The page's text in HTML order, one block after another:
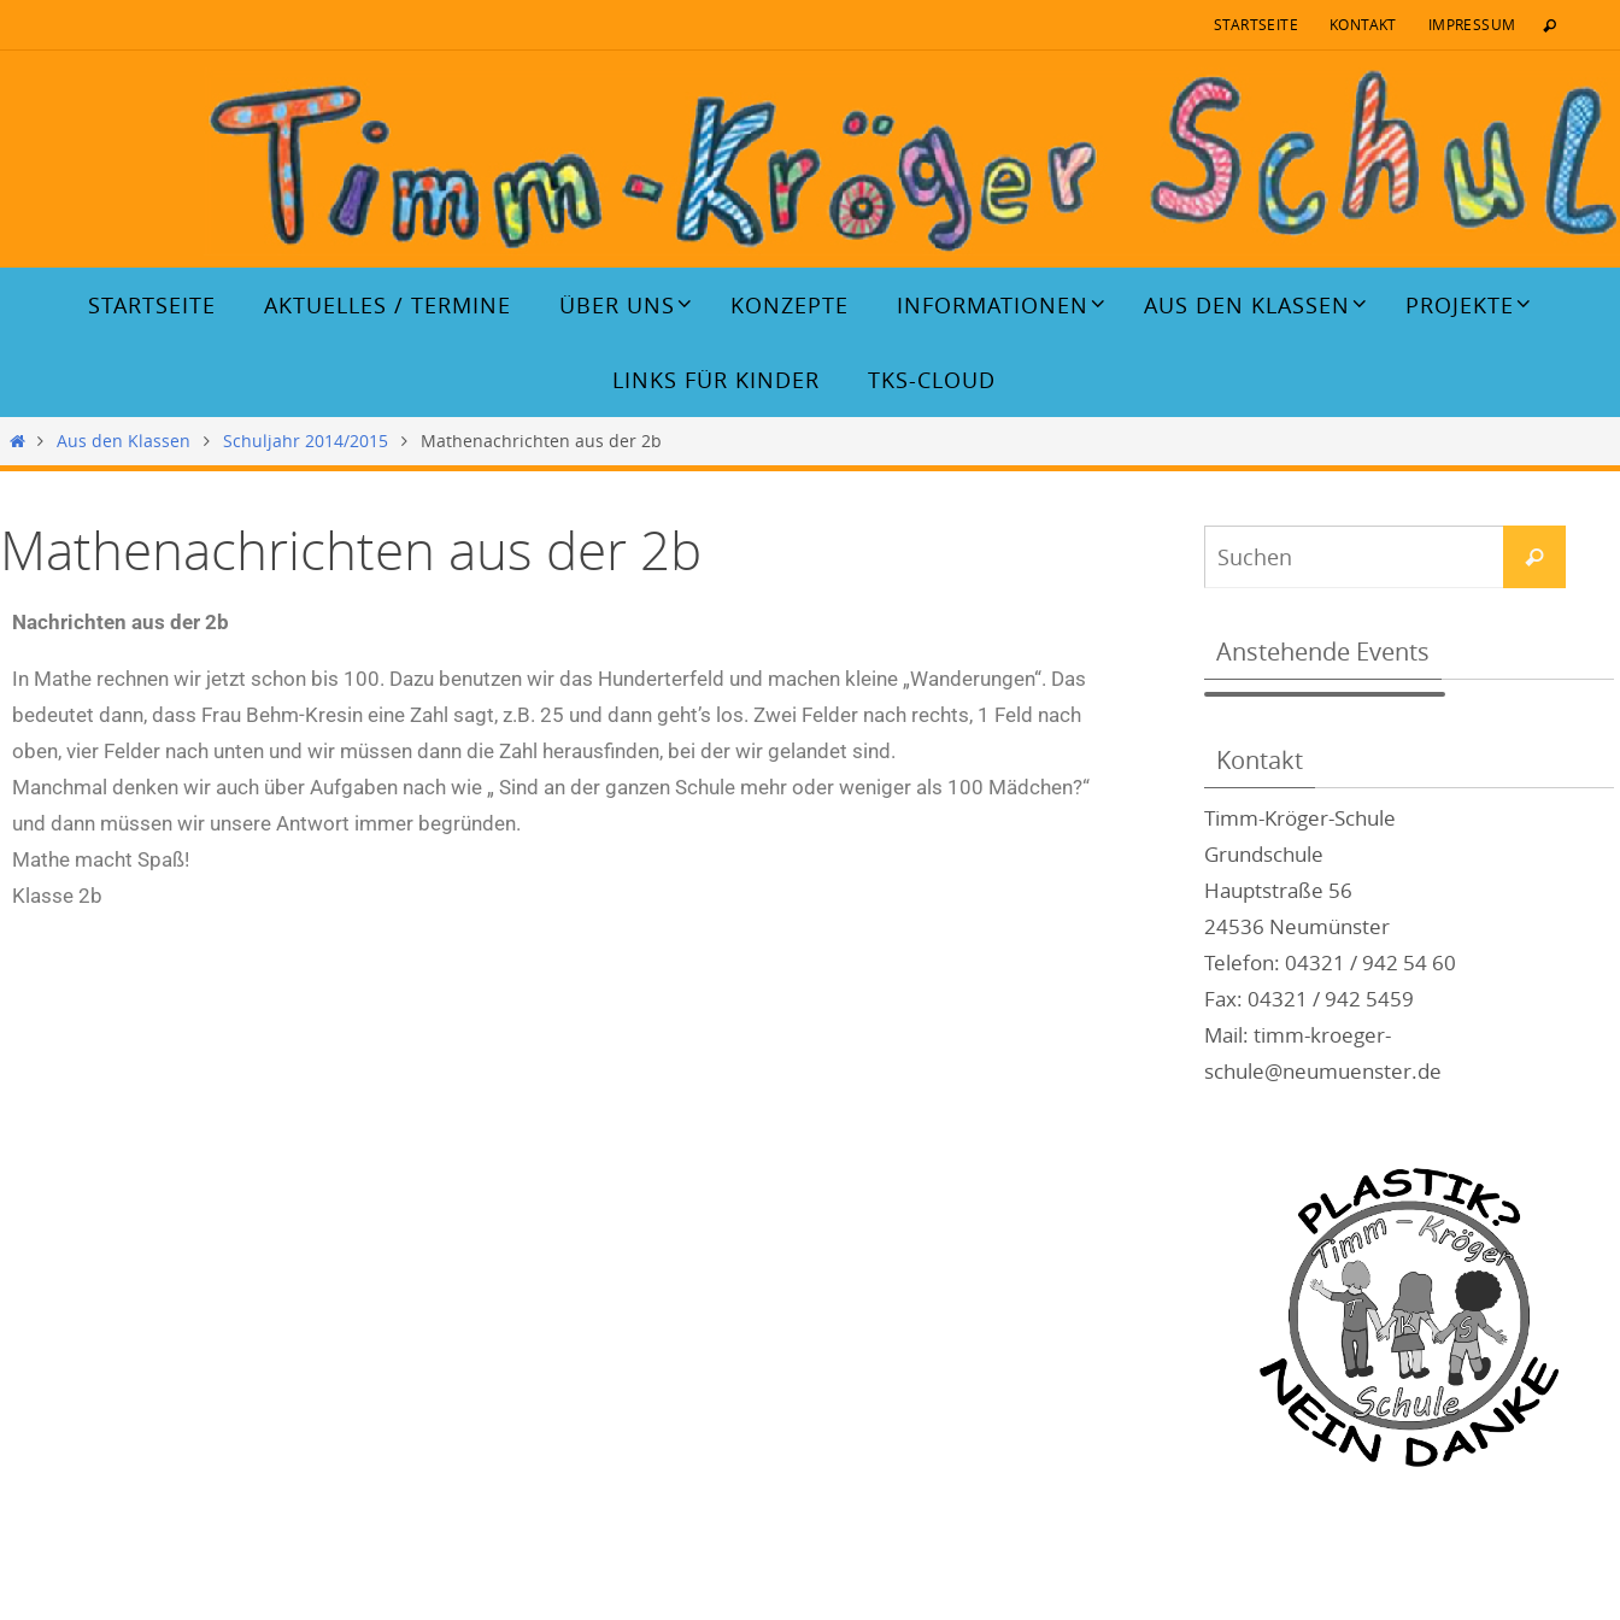
STARTSEITE KONTAKT IMPRESSUM
STARTSEITE AKTUELLES / TERMINE ÜBER UNS KONZEPTE INFORMATIONEN AUS DEN KLASSEN PROJEKTE
LINKS FÜR KINDER TKS-CLOUD
Aus den Klassen Schuljahr 2014/2015 Mathenachrichten aus der 2b
Mathenachrichten aus der 2b
Nachrichten aus der 2b
In Mathe rechnen wir jetzt schon bis 100. Dazu benutzen wir das Hunderterfeld und machen kleine „Wanderungen“. Das
bedeutet dann, dass Frau Behm-Kresin eine Zahl sagt, z.B. 25 und dann geht’s los. Zwei Felder nach rechts, 1 Feld nach
oben, vier Felder nach unten und wir müssen dann die Zahl herausfinden, bei der wir gelandet sind.
Manchmal denken wir auch über Aufgaben nach wie „ Sind an der ganzen Schule mehr oder weniger als 100 Mädchen?“
und dann müssen wir unsere Antwort immer begründen.
Mathe macht Spaß!
Klasse 2b
Anstehende Events
Kontakt
Timm-Kröger-Schule
Grundschule
Hauptstraße 56
24536 Neumünster
Telefon: 04321 / 942 54 60
Fax: 04321 / 942 5459
Mail: timm-kroeger-
schule@neumuenster.de